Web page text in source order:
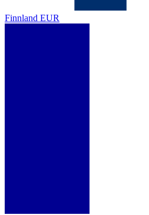
Finnland EUR